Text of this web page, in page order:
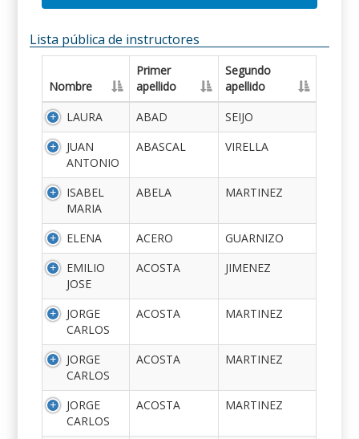
Lista pública de instructores
Nombre
Primer
apellido
Segundo
apellido
LAURA
ABAD
SEIJO
JUAN
ANTONIO
ABASCAL VIRELLA
ISABEL
MARIA
ABELA MARTINEZ
ELENA ACERO
GUARNIZO
EMILIO
JOSE
ACOSTA JIMENEZ
JORGE
CARLOS
ACOSTA MARTINEZ
JORGE
CARLOS
ACOSTA MARTINEZ
JORGE
CARLOS
ACOSTA MARTINEZ